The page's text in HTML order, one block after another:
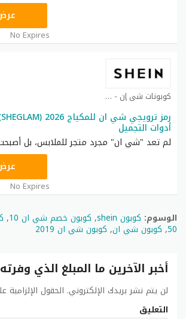
No Expires
كوبونات شي إن - Shein coupon كوبون
أدوات التجميل
لم تعد "شي ان" مجرد متجر للملابس، بل
No Expires
الوسوم: كوبون shein , كوبون خصم شي ان 10 ,
50
, كوبون شي ان, كوبون شي ان 2019
أخبر الآخرين ما المبلغ الذي وفرته
لن يتم نشر بريدك الإلكتروني. الحقول الإلزامية
التعليق